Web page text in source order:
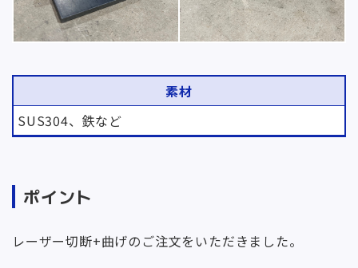
素材
SUS304、鉄など
ポイント
レーザー切断+曲げのご注文をいただきました。